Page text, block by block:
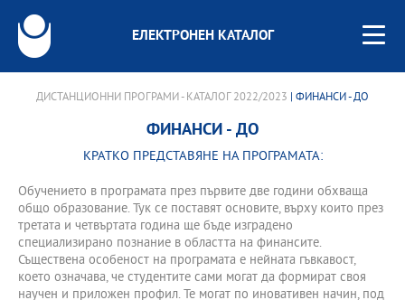
ЕЛЕКТРОНЕН КАТАЛОГ
ДИСТАНЦИОННИ ПРОГРАМИ - КАТАЛОГ 2022/2023 | ФИНАНСИ - ДО
ФИНАНСИ - ДО
КРАТКО ПРЕДСТАВЯНЕ НА ПРОГРАМАТА:
Обучението в програмата през първите две години обхваща
общо образование. Тук се поставят основите, върху които през
третата и четвъртата година ще бъде изградено
специализирано познание в областта на финансите.
Съществена особеност на програмата е нейната гъвкавост,
което означава, че студентите сами могат да формират своя
научен и приложен профил. Те могат по иновативен начин, под